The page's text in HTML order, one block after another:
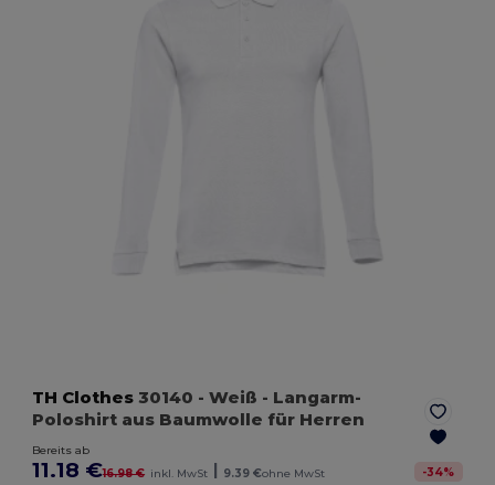
TH Clothes 30140 - Weiß - Langarm-
Poloshirt aus Baumwolle für Herren
Bereits ab
11.18 €16.98 € inkl. MwSt | 9.39 €ohne MwSt -34%